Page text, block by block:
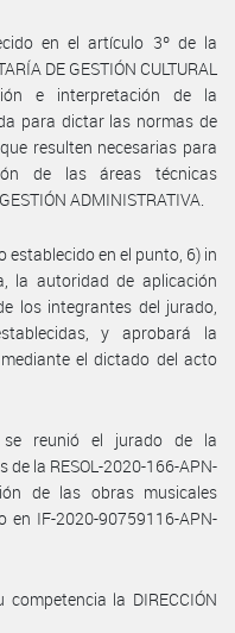
en el artículo 3º de la
DE GESTIÓN CULTURAL
e interpretación de la
para dictar las normas de
resulten necesarias para
de las áreas técnicas
ADMINISTRATIVA.
establecido en el punto, 6) in
la autoridad de aplicación
los integrantes del jurado,
y aprobará la
el dictado del acto
reunió el jurado de la
la RESOL-2020-166-APN-
de las obras musicales
en IF-2020-90759116-APN-
la DIRECCIÓN